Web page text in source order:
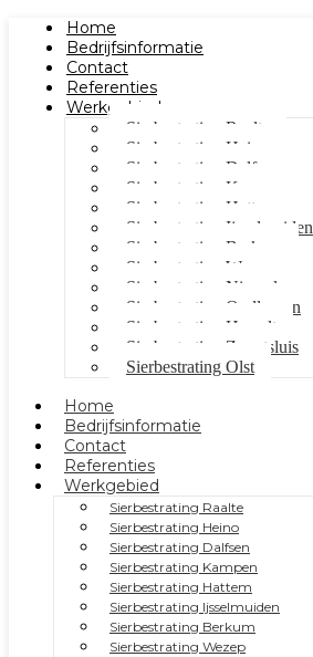
Home
Bedrijfsinformatie
Contact
Referenties
Werkgebied
Sierbestrating Raalte
Sierbestrating Heino
Sierbestrating Dalfsen
Sierbestrating Kampen
Sierbestrating Hattem
Sierbestrating Ijsselmuiden
Sierbestrating Berkum
Sierbestrating Wezep
Sierbestrating Nieuwleusen
Sierbestrating Oudleusen
Sierbestrating Hasselt
Sierbestrating Zwartsluis
Sierbestrating Olst
Home
Bedrijfsinformatie
Contact
Referenties
Werkgebied
Sierbestrating Raalte
Sierbestrating Heino
Sierbestrating Dalfsen
Sierbestrating Kampen
Sierbestrating Hattem
Sierbestrating Ijsselmuiden
Sierbestrating Berkum
Sierbestrating Wezep